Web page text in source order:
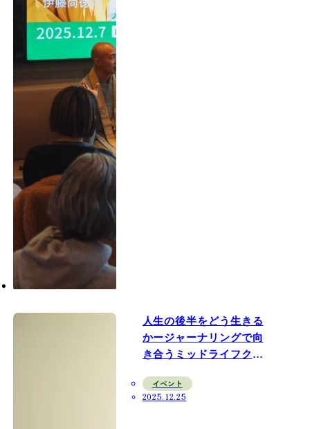
人生の後半をどう生きる
かージャーナリングで向
き合うミッドライフクラ
イベント
2025.12.25